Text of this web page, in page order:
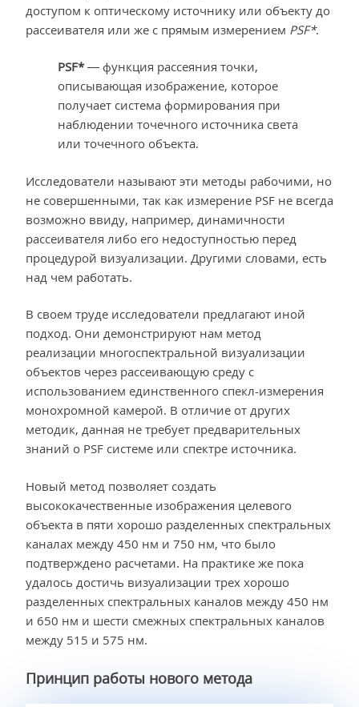
доступом к оптическому источнику или объекту до
рассеивателя или же с прямым измерением PSF*.
PSF*— функция рассеяния точки,
описывающая изображение, которое
получает система формирования при
наблюдении точечного источника света
или точечного объекта.
Исследователи называют эти методы рабочими, но
не совершенными, так как измерение PSF не всегда
возможно ввиду, например, динамичности
рассеивателя либо его недоступностью перед
процедурой визуализации. Другими словами, есть
над чем работать.
В своем труде исследователи предлагают иной
подход. Они демонстрируют нам метод
реализации многоспектральной визуализации
объектов через рассеивающую среду с
использованием единственного спекл-измерения
монохромной камерой. В отличие от других
методик, данная не требует предварительных
знаний о PSF системе или спектре источника.
Новый метод позволяет создать
высококачественные изображения целевого
объекта в пяти хорошо разделенных спектральных
каналах между 450 нм и 750 нм, что было
подтверждено расчетами. На практике же пока
удалось достичь визуализации трех хорошо
разделенных спектральных каналов между 450 нм
и 650 нм и шести смежных спектральных каналов
между 515 и 575 нм.
Принцип работы нового метода